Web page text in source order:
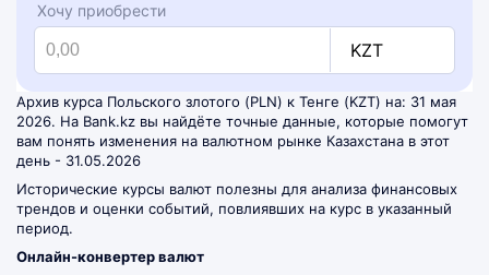
Хочу приобрести
KZT
Архив курса Польского злотого (PLN) к Тенге (KZT) на: 31 мая
2026. На Bank.kz вы найдёте точные данные, которые помогут
вам понять изменения на валютном рынке Казахстана в этот
день - 31.05.2026
Исторические курсы валют полезны для анализа финансовых
трендов и оценки событий, повлиявших на курс в указанный
период.
Онлайн-конвертер валют